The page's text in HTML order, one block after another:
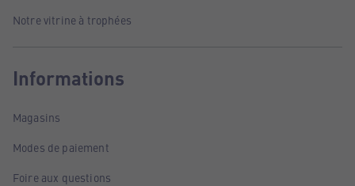
Notre vitrine à trophées
Informations
Magasins
Modes de paiement
Foire aux questions